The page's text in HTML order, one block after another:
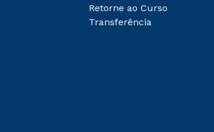
Retorne ao Curso
Transferência